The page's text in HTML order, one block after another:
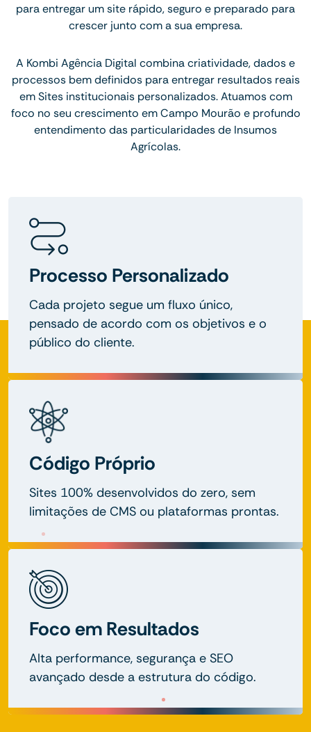
para entregar um site rápido, seguro e preparado para
crescer junto com a sua empresa.
A Kombi Agência Digital combina criatividade, dados e
processos bem definidos para entregar resultados reais
em Sites institucionais personalizados. Atuamos com
foco no seu crescimento em Campo Mourão e profundo
entendimento das particularidades de Insumos
Agrícolas.
Processo Personalizado
Cada projeto segue um fluxo único,
pensado de acordo com os objetivos e o
público do cliente.
Código Próprio
Sites 100% desenvolvidos do zero, sem
limitações de CMS ou plataformas prontas.
Foco em Resultados
Alta performance, segurança e SEO
avançado desde a estrutura do código.